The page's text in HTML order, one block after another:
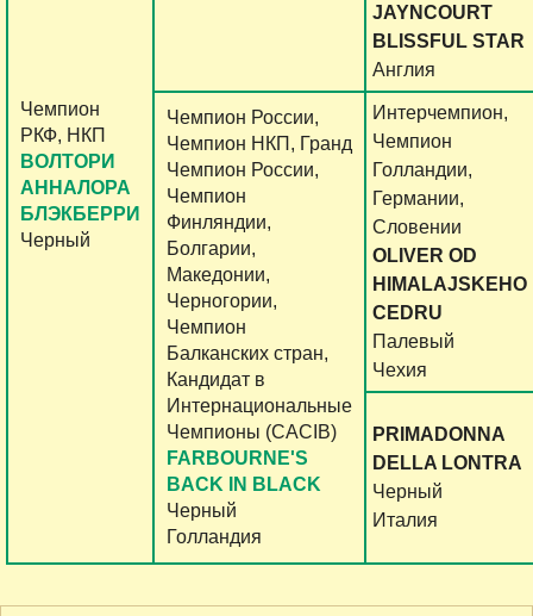
Чемпион
РКФ, НКП
ВОЛТОРИ
АННАЛОРА
БЛЭКБЕРРИ
Черный
JAYNCOURT
BLISSFUL STAR
Англия
Чемпион России,
Чемпион НКП, Гранд
Чемпион России,
Чемпион
Финляндии,
Болгарии,
Македонии,
Черногории,
Чемпион
Балканских стран,
Кандидат в
Интернациональные
Чемпионы (CACIB)
FARBOURNE'S
BACK IN BLACK
Черный
Голландия
Интерчемпион,
Чемпион
Голландии,
Германии,
Словении
OLIVER OD
HIMALAJSKEHO
CEDRU
Палевый
Чехия
PRIMADONNA
DELLA LONTRA
Черный
Италия